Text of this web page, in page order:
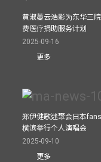
黄淑蔓云浩影为东华三
费医疗捐助服务计划
2025-09-16
更多
郑伊健歌迷聚会日本
横滨举行个人演唱会
2025-09-10
更多